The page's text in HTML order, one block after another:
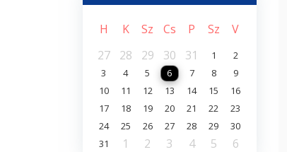
H K Sz Cs P Sz
V
27
28 29 30 31 1
2
3
4 5 6 7 8
9
10
11 12 13 14 15
16
17
18 19 20 21 22
23
24
25 26 27 28 29
30
31
1 2 3 4 5 6